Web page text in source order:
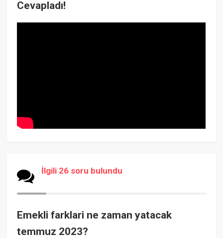
Cevapladı!
İlgili 26 soru bulundu
Emekli farklari ne zaman yatacak
temmuz 2023?